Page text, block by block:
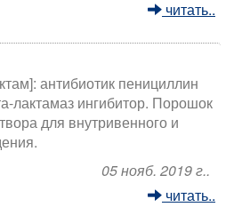
читать..
антибиотик пенициллин
лактамаз ингибитор. Порошок
для внутривенного и
05 нояб. 2019 г..
читать..